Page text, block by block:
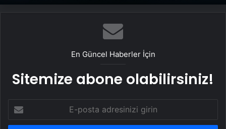
UETDS Nedir ? Uetds.com İle Akıllı Dijital
Taşımacılık Yazılımı
En Güncel Haberler İçin
Sitemize abone olabilirsiniz!
posta
adresinizi